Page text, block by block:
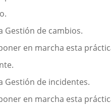
Gestión de cambios.
en marcha esta
Gestión de incidentes.
en marcha esta